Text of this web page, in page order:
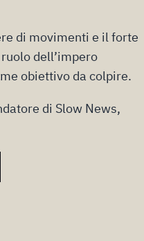
di movimenti e il forte
dell’impero
obiettivo da colpire.
di Slow News,